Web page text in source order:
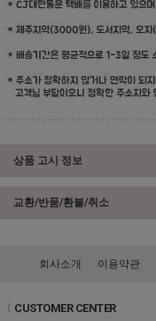
상품 고시 정보
교환/반품/환불/취소
회사소개 이용약관
CUSTOMER CENTER